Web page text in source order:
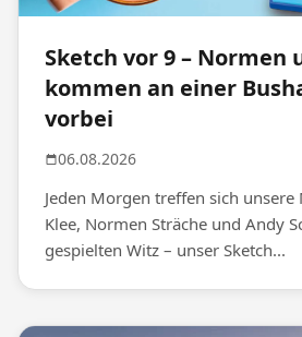
Sketch vor 9 – Normen
kommen an einer
vorbei
06.08.2026
Jeden Morgen treffen sich
Klee, Normen Sträche und Andy
gespielten Witz – unser Sketch...